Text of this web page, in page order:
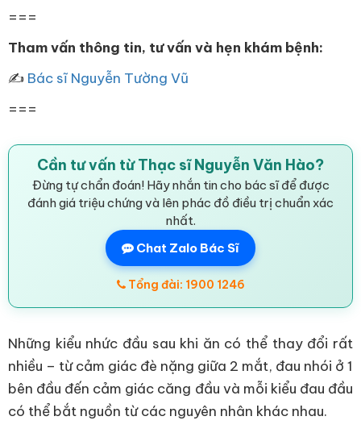
===
Tham vấn thông tin, tư vấn và hẹn khám bệnh:
✍ Bác sĩ Nguyễn Tường Vũ
===
Cần tư vấn từ Thạc sĩ Nguyễn Văn Hào?
Đừng tự chẩn đoán! Hãy nhắn tin cho bác sĩ để được
đánh giá triệu chứng và lên phác đồ điều trị chuẩn xác
nhất.
Chat Zalo Bác Sĩ
Tổng đài: 1900 1246
Những kiểu nhức đầu sau khi ăn có thể thay đổi rất
nhiều – từ cảm giác đè nặng giữa 2 mắt, đau nhói ở 1
bên đầu đến cảm giác căng đầu và mỗi kiểu đau đầu
có thể bắt nguồn từ các nguyên nhân khác nhau.